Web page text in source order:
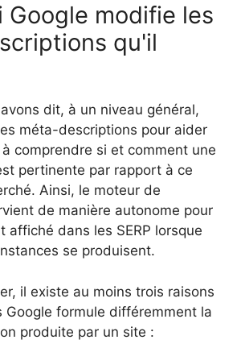
Google modifie les
qu'il
dit, à un niveau général,
méta-descriptions pour aider
comprendre si et comment une
pertinente par rapport à ce
Ainsi, le moteur de
de manière autonome pour
affiché dans les SERP lorsque
se produisent.
il existe au moins trois raisons
Google formule différemment la
produite par un site :